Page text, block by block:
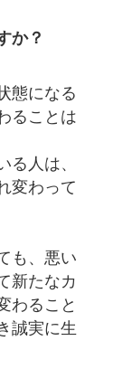
か？
態になる
ることは
る人は、
変わって
も、悪い
新たなカ
わること
誠実に生